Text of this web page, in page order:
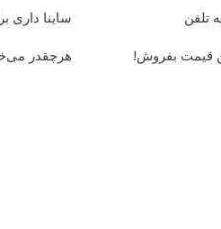
ساینا داری
هرچقدر می‌خوای